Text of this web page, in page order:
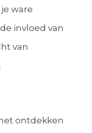
ware
invloed van
van
ontdekken